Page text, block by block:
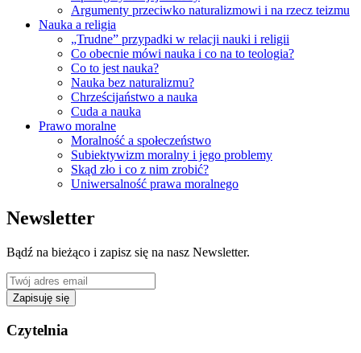
Argumenty przeciwko naturalizmowi i na rzecz teizmu
Nauka a religia
„Trudne” przypadki w relacji nauki i religii
Co obecnie mówi nauka i co na to teologia?
Co to jest nauka?
Nauka bez naturalizmu?
Chrześcijaństwo a nauka
Cuda a nauka
Prawo moralne
Moralność a społeczeństwo
Subiektywizm moralny i jego problemy
Skąd zło i co z nim zrobić?
Uniwersalność prawa moralnego
Newsletter
Bądź na bieżąco i zapisz się na nasz Newsletter.
Zapisuję się
Czytelnia